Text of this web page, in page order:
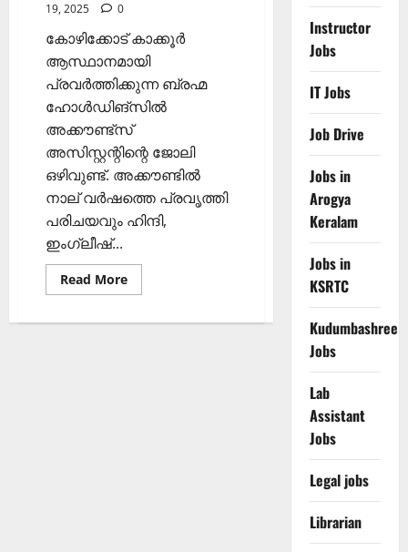
19, 2025
0
കോഴിക്കോട് കാക്കൂര്‍
ആസ്ഥാനമായി
പ്രവര്‍ത്തിക്കുന്ന ബ്രഹ്മ
ഹോള്‍ഡിങ്‌സില്‍
അക്കൗണ്ട്‌സ്
അസിസ്റ്റന്റിന്റെ ജോലി
ഒഴിവുണ്ട്. അക്കൗണ്ടില്‍
നാല് വര്‍ഷത്തെ പ്രവൃത്തി
പരിചയവും ഹിന്ദി,
ഇംഗ്ലീഷ്...
Read MoreRead
more
ഹോള്‍ഡിങ്‌സില്‍
Instructor
Jobs
IT Jobs
Job Drive
Jobs in
Arogya
Keralam
Jobs in
KSRTC
Kudumbashree
Jobs
Lab
Assistant
Jobs
Legal jobs
Librarian